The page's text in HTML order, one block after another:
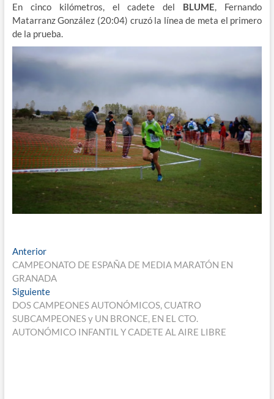
En cinco kilómetros, el cadete del BLUME, Fernando
Matarranz González (20:04) cruzó la línea de meta el primero
de la prueba.
Navegación
de
entradas
AnteriorEntrada
anterior:
CAMPEONATO DE ESPAÑA DE MEDIA MARATÓN EN
GRANADA
SiguienteEntrada
siguiente:
DOS CAMPEONES AUTONÓMICOS, CUATRO
SUBCAMPEONES y UN BRONCE, EN EL CTO.
AUTONÓMICO INFANTIL Y CADETE AL AIRE LIBRE